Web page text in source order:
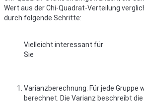
Wert aus der Chi-Quadrat-Verteilung
durch folgende Schritte:
Vielleicht interessant für
Sie
Varianzberechnung: Für jede Gruppe
berechnet. Die Varianz beschreibt